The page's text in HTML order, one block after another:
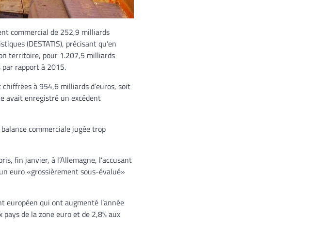
commercial de 252,9 milliards
(DESTATIS), précisant qu’en
territoire, pour 1.207,5 milliards
par rapport à 2015.
à 954,6 milliards d’euros, soit
avait enregistré un excédent
commerciale jugée trop
fin janvier, à l’Allemagne, l’accusant
euro «grossièrement sous-évalué»
européen qui ont augmenté l’année
de la zone euro et de 2,8% aux